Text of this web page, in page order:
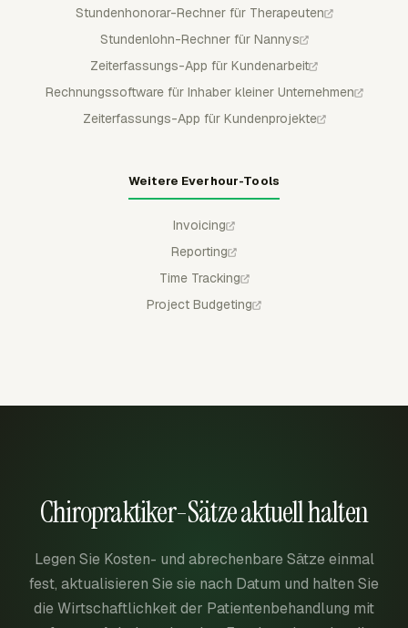
Stundenhonorar-Rechner für Therapeuten
Stundenlohn-Rechner für Nannys
Zeiterfassungs-App für Kundenarbeit
Rechnungssoftware für Inhaber kleiner Unternehmen
Zeiterfassungs-App für Kundenprojekte
Weitere Everhour-Tools
Invoicing
Reporting
Time Tracking
Project Budgeting
Chiropraktiker-Sätze aktuell halten
Legen Sie Kosten- und abrechenbare Sätze einmal
fest, aktualisieren Sie sie nach Datum und halten Sie
die Wirtschaftlichkeit der Patientenbehandlung mit